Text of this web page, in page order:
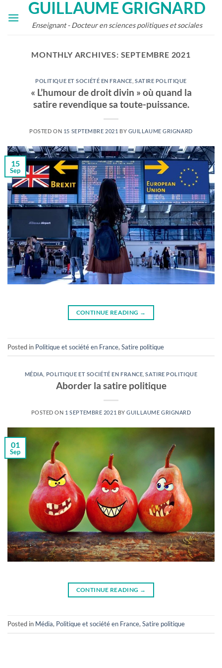
GUILLAUME GRIGNARD
Enseignant - Docteur en sciences politiques et sociales
MONTHLY ARCHIVES: SEPTEMBRE 2021
POLITIQUE ET SOCIÉTÉ EN FRANCE SATIRE POLITIQUE
« L’humour de droit divin » où quand la
satire revendique sa toute-puissance.
POSTED ON 15 SEPTEMBRE 2021 BY GUILLAUME GRIGNARD
15
Sep
CONTINUE READING →
Posted in Politique et société en France, Satire politique
MÉDIA POLITIQUE ET SOCIÉTÉ EN FRANCE ,SATIRE POLITIQUE
Aborder la satire politique
POSTED ON 1 SEPTEMBRE 2021 BYGUILLAUME GRIGNARD
01
Sep
CONTINUE READING →
Posted in Média, Politique et société en France,Satire politique